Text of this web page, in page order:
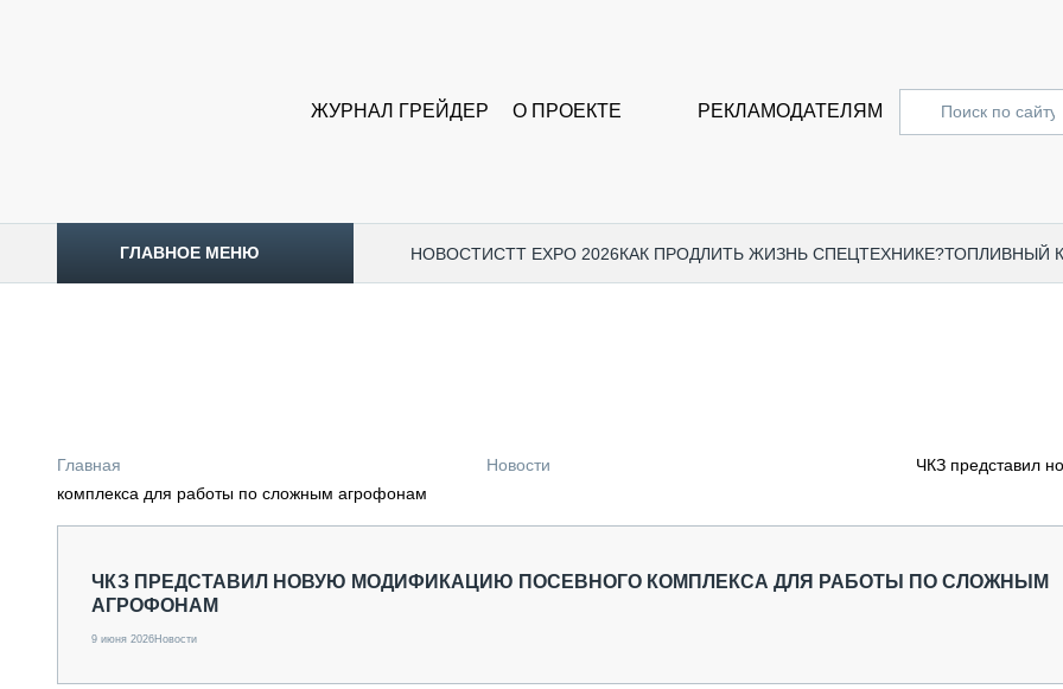
ЖУРНАЛ ГРЕЙДЕР О ПРОЕКТЕ РЕКЛАМОДАТЕЛЯМ
ГЛАВНОЕ МЕНЮ НОВОСТИCTT EXPO 2026КАК ПРОДЛИТЬ ЖИЗНЬ СПЕЦТЕХНИКЕ?ТОПЛИВНЫЙ
ОБЗОР РЫНКА
ГРУЗОПЕРЕВОЗКИ
ФИНАНСЫ, ЛИЗИНГ, СТРАХОВАНИЕ
ТЕХНИКА КРУПНЫМ ПЛАНОМ
ТЕХНОЛОГИИ
Главная Новости
ЧКЗ представил
комплекса для работы по сложным агрофонам
ЧКЗ ПРЕДСТАВИЛ НОВУЮ МОДИФИКАЦИЮ ПОСЕВНОГО КОМПЛЕКСА ДЛЯ РАБОТЫ ПО СЛОЖНЫМ
АГРОФОНАМ
9 июня 2026Новости